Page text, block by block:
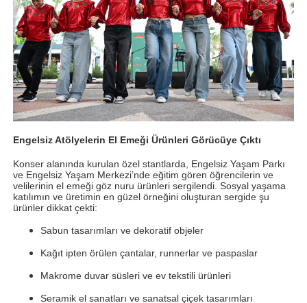
Engelsiz Atölyelerin El Emeği Ürünleri Görücüye Çıktı
Konser alanında kurulan özel stantlarda, Engelsiz Yaşam Parkı
ve Engelsiz Yaşam Merkezi’nde eğitim gören öğrencilerin ve
velilerinin el emeği göz nuru ürünleri sergilendi. Sosyal yaşama
katılımın ve üretimin en güzel örneğini oluşturan sergide şu
ürünler dikkat çekti:
Sabun tasarımları ve dekoratif objeler
Kağıt ipten örülen çantalar, runnerlar ve paspaslar
Makrome duvar süsleri ve ev tekstili ürünleri
Seramik el sanatları ve sanatsal çiçek tasarımları